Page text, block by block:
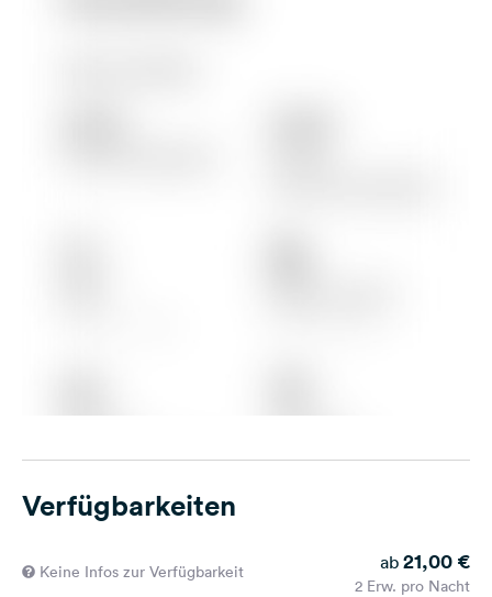
Verfügbarkeiten
Keine Infos zur Verfügbarkeit ab 21,00 €
2 Erw. pro Nacht